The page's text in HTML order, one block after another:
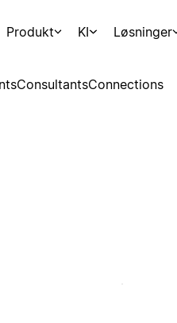
Produkt KI Løsninger
ConsultantsConnections